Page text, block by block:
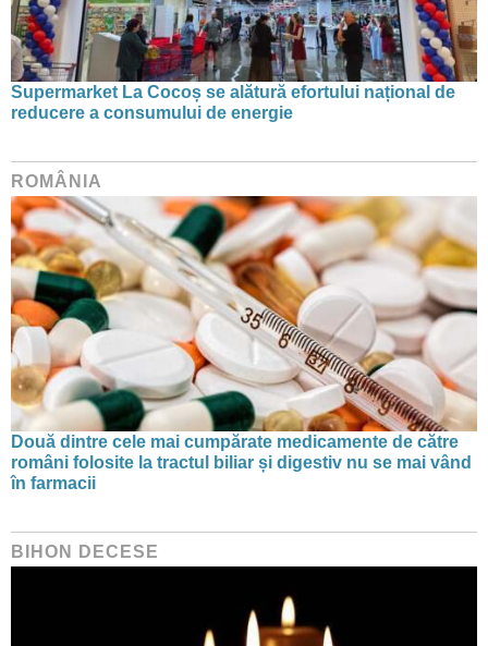
Supermarket La Cocoș se alătură efortului național de
reducere a consumului de energie
ROMÂNIA
Două dintre cele mai cumpărate medicamente de către
români folosite la tractul biliar și digestiv nu se mai vând
în farmacii
BIHON DECESE